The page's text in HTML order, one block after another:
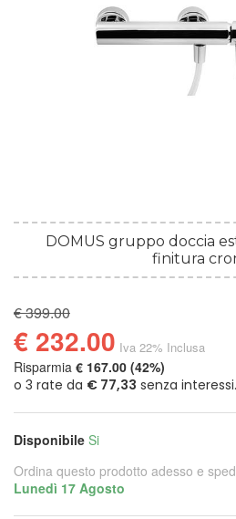
DOMUS gruppo doccia
finitura
€ 399.00
€ 232.00 Iva 22% Inclusa
Risparmia € 167.00 (42%)
Disponibile Si
Ordina questo prodotto adesso e
Lunedì 17 Agosto